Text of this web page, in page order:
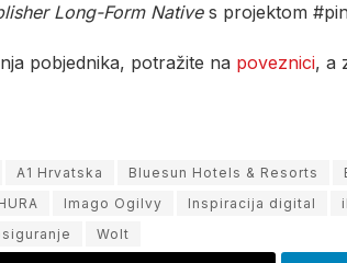
Long-Form Natives projektom
pobjednika, potražite na poveznici, a
A1 Hrvatska Bluesun Hotels & Resorts
Imago Ogilvy Inspiracija digital
Wolt